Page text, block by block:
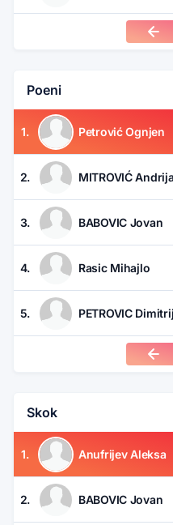
Poeni
1. Petrović Ognjen
2. MITROVIĆ Andrija
3. BABOVIC Jovan
4. Rasic Mihajlo
5. PETROVIC
Skok
1. Anufrijev Aleksa
2. BABOVIC Jovan